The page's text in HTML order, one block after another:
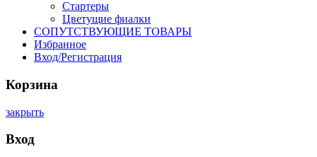
Стартеры
Цветущие фиалки
СОПУТСТВУЮЩИЕ ТОВАРЫ
Избранное
Вход/Регистрация
Корзина
закрыть
Вход